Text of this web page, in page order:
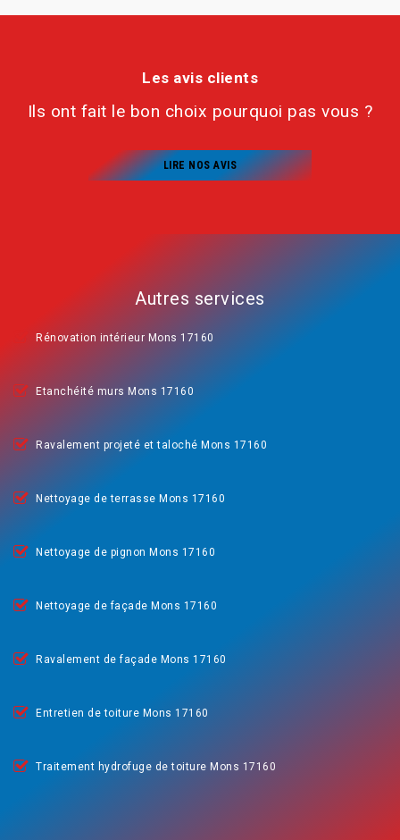
Les avis clients
Ils ont fait le bon choix pourquoi pas vous ?
LIRE NOS AVIS
Autres services
Rénovation intérieur Mons 17160
Etanchéité murs Mons 17160
Ravalement projeté et taloché Mons 17160
Nettoyage de terrasse Mons 17160
Nettoyage de pignon Mons 17160
Nettoyage de façade Mons 17160
Ravalement de façade Mons 17160
Entretien de toiture Mons 17160
Traitement hydrofuge de toiture Mons 17160